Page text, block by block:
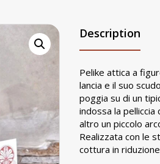
Description
Pelike attica a
lancia e il suo
poggia su di un
indossa la pelliccia
altro un piccolo
Realizzata con le
cottura in